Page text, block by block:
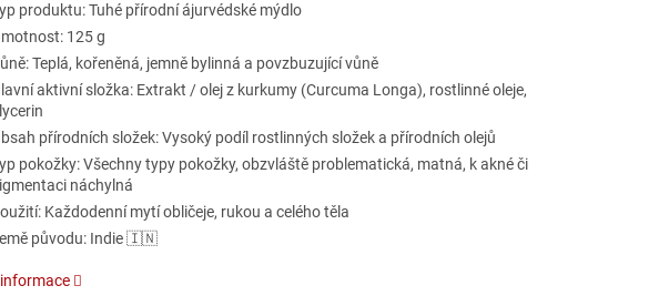
produktu: Tuhé přírodní ájurvédské mýdlo
125 g
Teplá, kořeněná, jemně bylinná a povzbuzující vůně
aktivní složka: Extrakt / olej z kurkumy (Curcuma Longa), rostlinné oleje,
přírodních složek: Vysoký podíl rostlinných složek a přírodních olejů
pokožky: Všechny typy pokožky, obzvláště problematická, matná, k akné či
náchylná
Každodenní mytí obličeje, rukou a celého těla
původu: Indie 🇮🇳